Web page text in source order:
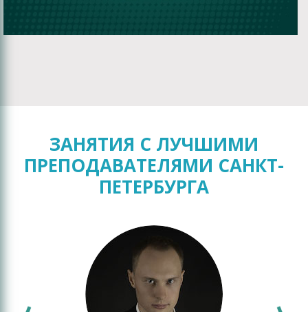
ЗАНЯТИЯ С ЛУЧШИМИ
ПРЕПОДАВАТЕЛЯМИ САНКТ-
ПЕТЕРБУРГА